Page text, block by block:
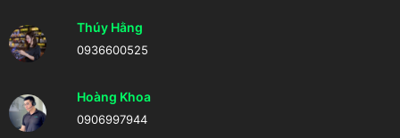
Thúy Hằng
0936600525
Hoàng Khoa
0906997944